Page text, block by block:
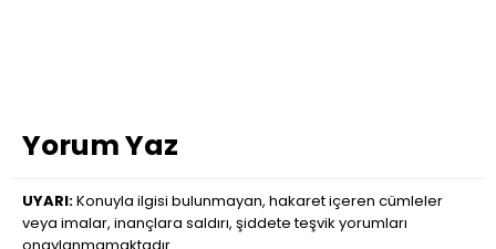
Yorum Yaz
UYARI:Konuyla ilgisi bulunmayan, hakaret içeren cümleler
veya imalar, inançlara saldırı, şiddete teşvik yorumları